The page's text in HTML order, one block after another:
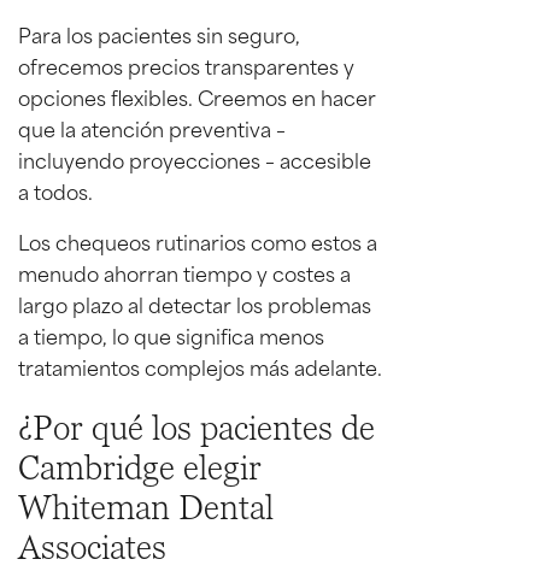
Para los pacientes sin seguro,
ofrecemos precios transparentes y
opciones flexibles. Creemos en hacer
que la atención preventiva –
incluyendo proyecciones – accesible
a todos.
Los chequeos rutinarios como estos a
menudo ahorran tiempo y costes a
largo plazo al detectar los problemas
a tiempo, lo que significa menos
tratamientos complejos más adelante.
¿Por qué los pacientes de
Cambridge elegir
Whiteman Dental
Associates